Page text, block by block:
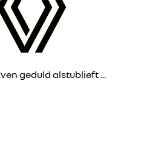
geduld alstublieft ...